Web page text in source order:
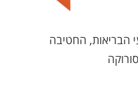
הבריאות, החטיבה